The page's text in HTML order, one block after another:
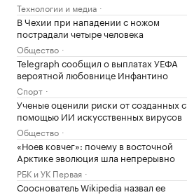
Технологии и медиа
В Чехии при нападении с ножом
пострадали четыре человека
Общество
Telegraph сообщил о выплатах УЕФА
вероятной любовнице Инфантино
Спорт
Ученые оценили риски от созданных с
помощью ИИ искусственных вирусов
Общество
«Ноев ковчег»: почему в восточной
Арктике эволюция шла непрерывно
РБК и УК Первая
Сооснователь Wikipedia назвал ее